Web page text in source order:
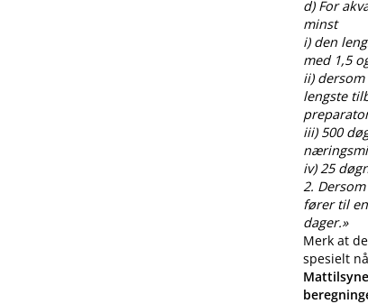
d) For
minst
i) den
med 1,5
ii)
lengste
iii) 500
iv) 25
2.
fører til
dager.»
Merk at
spesielt